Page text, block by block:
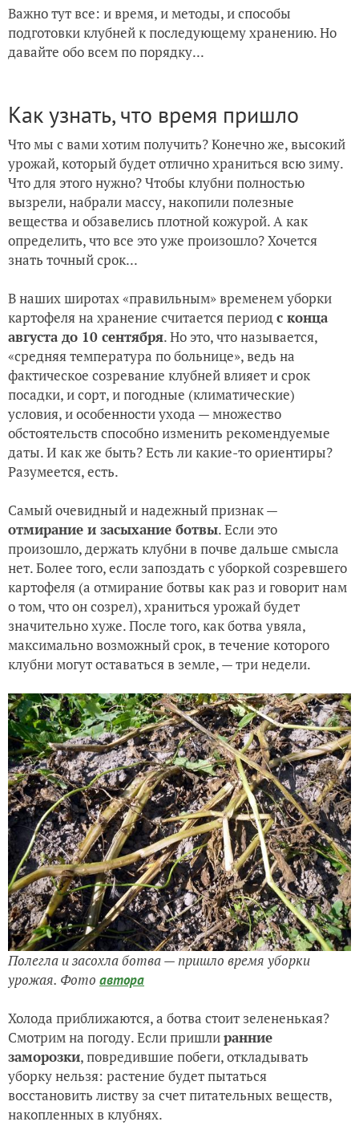
Важно тут все: и время, и методы, и способы
подготовки клубней к последующему хранению. Но
давайте обо всем по порядку...
Как узнать, что время пришло
Что мы с вами хотим получить? Конечно же, высокий
урожай, который будет отлично храниться всю зиму.
Что для этого нужно? Чтобы клубни полностью
вызрели, набрали массу, накопили полезные
вещества и обзавелись плотной кожурой. А как
определить, что все это уже произошло? Хочется
знать точный срок...
В наших широтах «правильным» временем уборки
картофеля на хранение считается периодс конца
августа до 10 сентября. Но это, что называется,
«средняя температура по больнице», ведь на
фактическое созревание клубней влияет и срок
посадки, и сорт, и погодные (климатические)
условия, и особенности ухода — множество
обстоятельств способно изменить рекомендуемые
даты. И как же быть? Есть ли какие-то ориентиры?
Разумеется, есть.
Самый очевидный и надежный признак —
отмирание и засыхание ботвы. Если это
произошло, держать клубни в почве дальше смысла
нет. Более того, если запоздать с уборкой созревшего
картофеля (а отмирание ботвы как раз и говорит нам
о том, что он созрел), храниться урожай будет
значительно хуже. После того, как ботва увяла,
максимально возможный срок, в течение которого
клубни могут оставаться в земле, — три недели.
Полегла и засохла ботва — пришло время уборки
урожая. Фото автора
Холода приближаются, а ботва стоит зелененькая?
Смотрим на погоду. Если пришлиранние
заморозки, повредившие побеги, откладывать
уборку нельзя: растение будет пытаться
восстановить листву за счет питательных веществ,
накопленных в клубнях.